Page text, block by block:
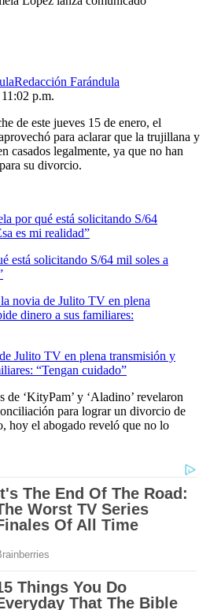
Redacción Farándula
p.m.
de este jueves 15 de enero, el
para aclarar que la trujillana y
casados legalmente, ya que no han
su divorcio.
está solicitando S/64 mil soles a
Julito TV en plena transmisión y
“Tengan cuidado”
de ‘KityPam’ y ‘Aladino’ revelaron
para lograr un divorcio de
hoy el abogado reveló que no lo